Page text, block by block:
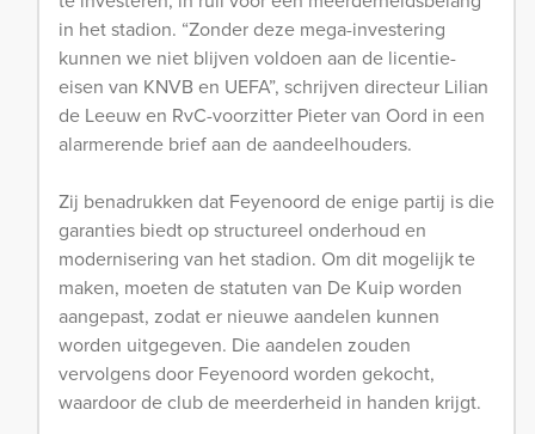
in het stadion. “Zonder deze mega-investering
kunnen we niet blijven voldoen aan de licentie-
eisen van KNVB en UEFA”, schrijven directeur Lilian
de Leeuw en RvC-voorzitter Pieter van Oord in een
alarmerende brief aan de aandeelhouders.
Zij benadrukken dat Feyenoord de enige partij is die
garanties biedt op structureel onderhoud en
modernisering van het stadion. Om dit mogelijk te
maken, moeten de statuten van De Kuip worden
aangepast, zodat er nieuwe aandelen kunnen
worden uitgegeven. Die aandelen zouden
vervolgens door Feyenoord worden gekocht,
waardoor de club de meerderheid in handen krijgt.